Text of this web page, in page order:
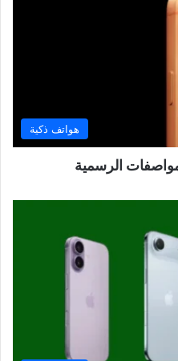
هواتف ذكية